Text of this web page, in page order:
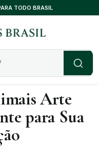
SEM CUSTO
Arte
para Sua